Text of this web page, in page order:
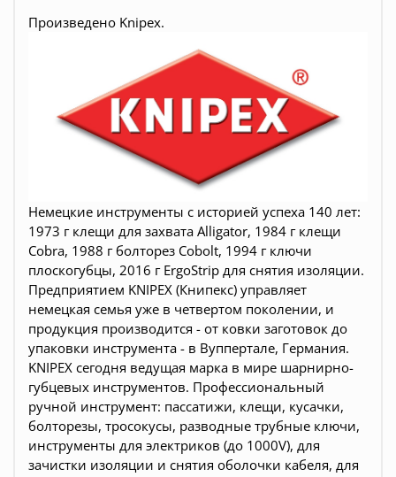
Произведено Knipex.
Немецкие инструменты c историей успеха 140 лет:
1973 г клещи для захвата Alligator, 1984 г клещи
Cobra, 1988 г болторез Cobolt, 1994 г ключи
плоскогубцы, 2016 г ErgoStrip для снятия изоляции.
Предприятием KNIPEX (Книпекс) управляет
немецкая семья уже в четвертом поколении, и
продукция производится - от ковки заготовок до
упаковки инструмента - в Вуппертале, Германия.
KNIPEX сегодня ведущая марка в мире шарнирно-
губцевых инструментов. Профессиональный
ручной инструмент: пассатижи, клещи, кусачки,
болторезы, тросокусы, разводные трубные ключи,
инструменты для электриков (до 1000V), для
зачистки изоляции и снятия оболочки кабеля, для